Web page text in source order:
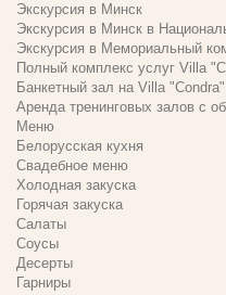
Экскурсия в Минск
Экскурсия в Минск в
Экскурсия в Мемориальный
Полный комплекс услуг Villa
Банкетный зал на Villa "Condra"
Аренда тренинговых залов с
Меню
Белорусская кухня
Свадебное меню
Холодная закуска
Горячая закуска
Салаты
Соусы
Десерты
Гарниры